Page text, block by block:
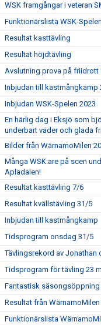
WSK framgångar i veteran
Funktionärslista WSK-
Resultat kasttävling
Resultat höjdtävling
Avslutning prova på friidrott
Inbjudan till kastmångkamp
Inbjudan WSK-Spelen 2023
En härlig dag i Eksjö som
underbart väder och glada
Bilder från WärnamoMilen
Många WSK:are på scen
Apladalen!
Resultat kasttävling 7/6
Resultat kvällstävling 31/5
Inbjudan till kastmångkamp
Tidsprogram onsdag 31/5
Tävlingsrekord av Jonathan
Tidsprogram för tävling 23
Fantastisk säsongsöppning
Resultat från WärnamoMilen
Funktionärslista